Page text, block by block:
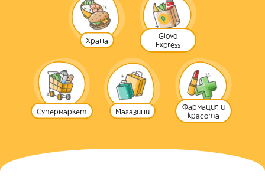
Храна
Glovo
Express
Супермаркет Магазини
Фармация и
красота